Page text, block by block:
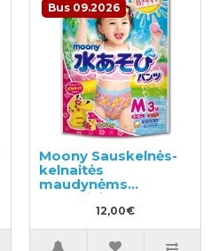
Bus 09.2026
Moony Sauskelnės-
kelnaitės
maudynėms
mergaitėms PM 6-
12kg 3vnt12,00€